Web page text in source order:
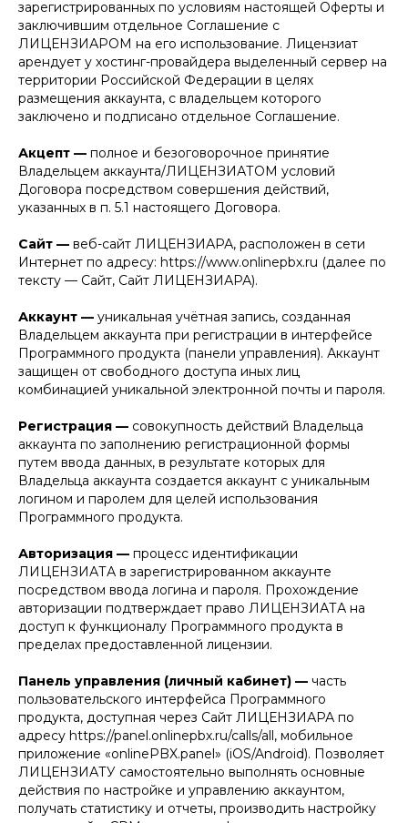
зарегистрированных по условиям настоящей Оферты и
заключившим отдельное Соглашение с
ЛИЦЕНЗИАРОМ на его использование. Лицензиат
арендует у хостинг-провайдера выделенный сервер на
территории Российской Федерации в целях
размещения аккаунта, с владельцем которого
заключено и подписано отдельное Соглашение.
Акцепт — полное и безоговорочное принятие
Владельцем аккаунта/ЛИЦЕНЗИАТОМ условий
Договора посредством совершения действий,
указанных в п. 5.1 настоящего Договора.
Сайт — веб-сайт ЛИЦЕНЗИАРА, расположен в сети
Интернет по адресу: https://www.onlinepbx.ru (далее по
тексту — Сайт, Сайт ЛИЦЕНЗИАРА).
Аккаунт — уникальная учётная запись, созданная
Владельцем аккаунта при регистрации в интерфейсе
Программного продукта (панели управления). Аккаунт
защищен от свободного доступа иных лиц
комбинацией уникальной электронной почты и пароля.
Регистрация — совокупность действий Владельца
аккаунта по заполнению регистрационной формы
путем ввода данных, в результате которых для
Владельца аккаунта создается аккаунт с уникальным
логином и паролем для целей использования
Программного продукта.
Авторизация — процесс идентификации
ЛИЦЕНЗИАТА в зарегистрированном аккаунте
посредством ввода логина и пароля. Прохождение
авторизации подтверждает право ЛИЦЕНЗИАТА на
доступ к функционалу Программного продукта в
пределах предоставленной лицензии.
Панель управления (личный кабинет) — часть
пользовательского интерфейса Программного
продукта, доступная через Сайт ЛИЦЕНЗИАРА по
адресу https://panel.onlinepbx.ru/calls/all, мобильное
приложение «onlinePBX.panel» (iOS/Android). Позволяет
ЛИЦЕНЗИАТУ самостоятельно выполнять основные
действия по настройке и управлению аккаунтом,
получать статистику и отчеты, производить настройку